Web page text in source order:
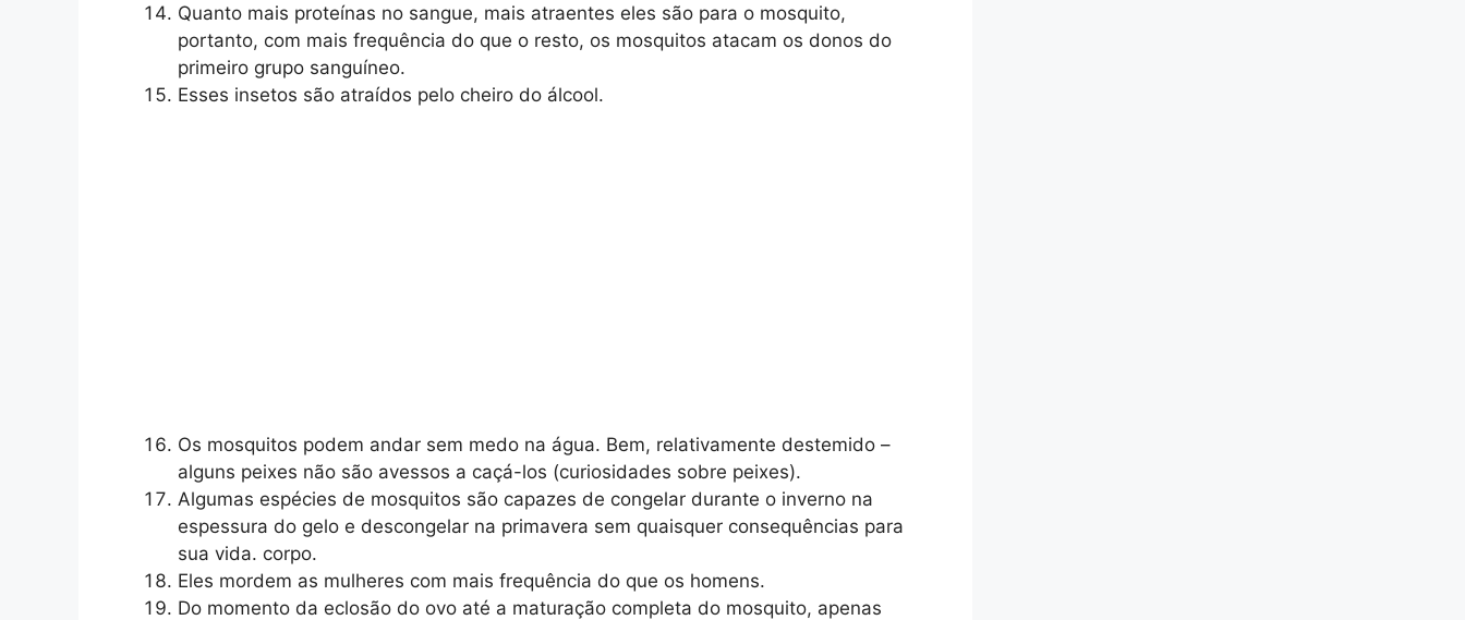
Quanto mais proteínas no sangue, mais atraentes eles são para o mosquito,
portanto, com mais frequência do que o resto, os mosquitos atacam os donos do
primeiro grupo sanguíneo.
Esses insetos são atraídos pelo cheiro do álcool.
Os mosquitos podem andar sem medo na água. Bem, relativamente destemido –
alguns peixes não são avessos a caçá-los (curiosidades sobre peixes).
Algumas espécies de mosquitos são capazes de congelar durante o inverno na
espessura do gelo e descongelar na primavera sem quaisquer consequências para
sua vida. corpo.
Eles mordem as mulheres com mais frequência do que os homens.
Do momento da eclosão do ovo até a maturação completa do mosquito, apenas